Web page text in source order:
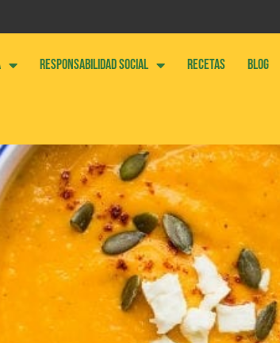
RESPONSABILIDAD SOCIAL RECETAS BLOG